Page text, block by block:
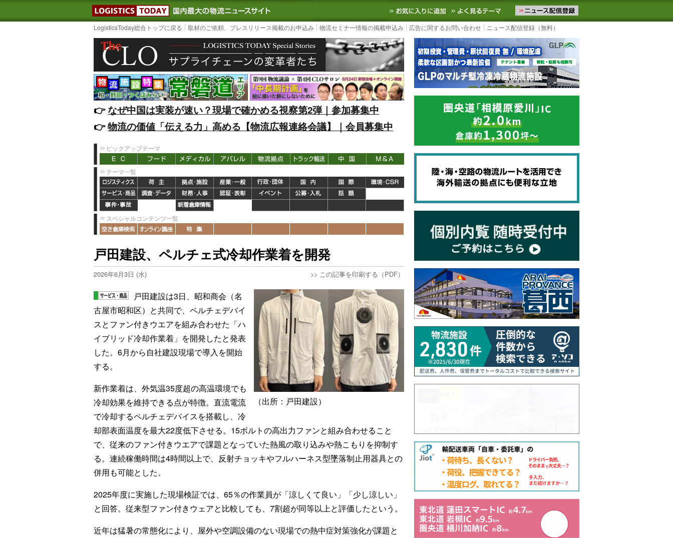
LOGISTICS TODAY｜国内最大の物流ニュースサイト3PL, SCMなど国内外の最新の物流ニュースをお届けします。物流ニュースメール配信を登録す
お気に入りに追加 よく見るテーマ
LogisticsToday総合トップに戻る 取材のご依頼、プレスリリース掲載のお申込み 物流セミナー情報の掲載申込み 広告に関するお問い合わせ ニュース配信登録（無料）
👉️なぜ中国は実装が速い？現場で確かめる視察第2弾｜参加募集中
👉️物流の価値「伝える力」高める【物流広報連絡会議】｜会員募集中
ピックアップテーマ
テーマ一覧
スペシャルコンテンツ一覧
戸田建設、ペルチェ式冷却作業着を開発
2026年6月3日 (水) >> この記事を印刷する（PDF）
（出所：戸田建設）
戸田建設は3日、昭和商会（名
古屋市昭和区）と共同で、ペルチェデバイ
スとファン付きウエアを組み合わせた「ハ
イブリッド冷却作業着」を開発したと発表
した。6月から自社建設現場で導入を開始
する。
新作業着は、外気温35度超の高温環境でも
冷却効果を維持できる点が特徴。直流電流
で冷却するペルチェデバイスを搭載し、冷
却部表面温度を最大22度低下させる。15ボルトの高出力ファンと組み合わせること
で、従来のファン付きウエアで課題となっていた熱風の取り込みや熱こもりを抑制す
る。連続稼働時間は4時間以上で、反射チョッキやフルハーネス型墜落制止用器具との
併用も可能とした。
2025年度に実施した現場検証では、65％の作業員が「涼しくて良い」「少し涼しい」
と回答。従来型ファン付きウェアと比較しても、7割超が同等以上と評価したという。
近年は猛暑の常態化により、屋外や空調設備のない現場での熱中症対策強化が課題と